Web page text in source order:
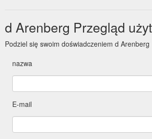
d Arenberg Przegląd
Podziel się swoim doświadczeniem d Arenberg
nazwa
E-mail